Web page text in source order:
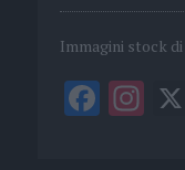
Immagini stock di